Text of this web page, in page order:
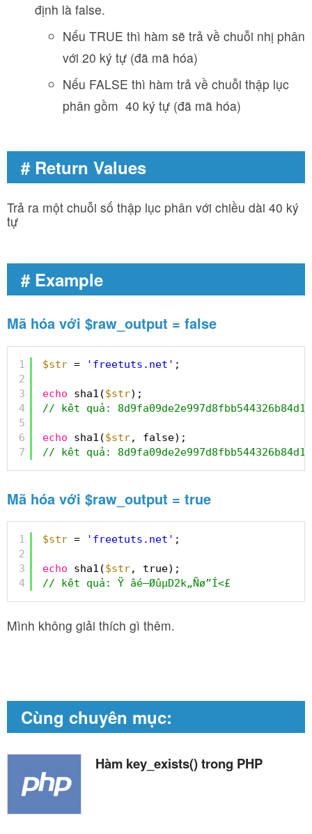
định là false.
Nếu TRUE thì hàm sẽ trả về chuỗi nhị phân
với 20 ký tự (đã mã hóa)
Nếu FALSE thì hàm trả về chuỗi thập lục
phân gồm 40 ký tự (đã mã hóa)
# Return Values
Trả ra một chuỗi số thập lục phân với chiều dài 40 ký
tự
# Example
Mã hóa với $raw_output = false
1
2
3
4
5
6
7
$str = 'freetuts.net' ;
echo sha1($str);
// kêt quả:
echo sha1($str, false);
// kêt quả:
Mã hóa với $raw_output = true
1
2
3
4
$str = 'freetuts.net' ;
echo sha1($str, true);
// kêt quả: Ÿ âé—ØûµD2k„Ñø”Í<£
Mình không giải thích gì thêm.
Cùng chuyên mục:
Hàm key_exists() trong PHP